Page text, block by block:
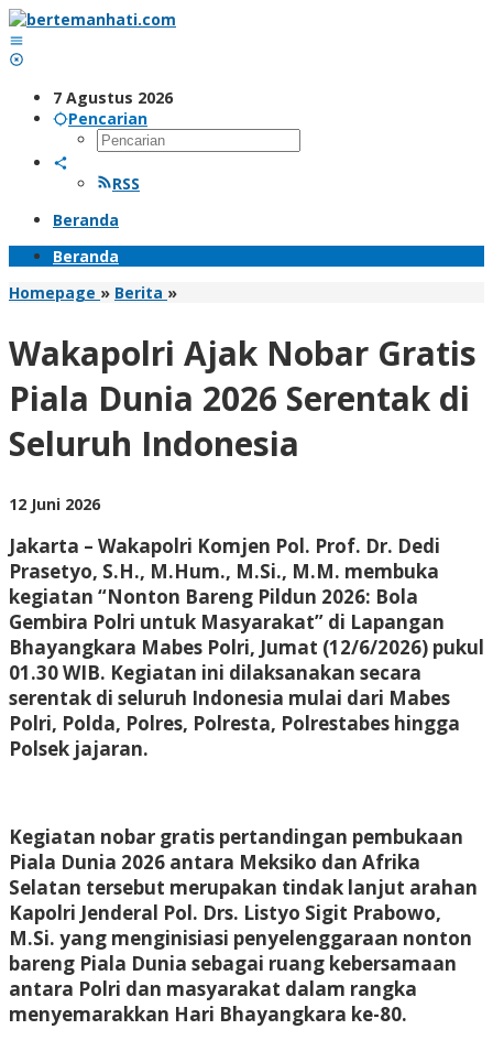
Lewati
ke
konten
7 Agustus 2026
Pencarian
RSS
Beranda
Beranda
Homepage » Berita »Wakapolri
Gratis
Piala
Dunia
2026
Serentak
di
Wakapolri Ajak Nobar Gratis
Piala Dunia 2026 Serentak di
Seluruh Indonesia
12 Juni 2026oleh
Jakarta – Wakapolri Komjen Pol. Prof. Dr. Dedi
Prasetyo, S.H., M.Hum., M.Si., M.M. membuka
kegiatan “Nonton Bareng Pildun 2026: Bola
Gembira Polri untuk Masyarakat” di Lapangan
Bhayangkara Mabes Polri, Jumat (12/6/2026) pukul
01.30 WIB. Kegiatan ini dilaksanakan secara
serentak di seluruh Indonesia mulai dari Mabes
Polri, Polda, Polres, Polresta, Polrestabes hingga
Polsek jajaran.
Kegiatan nobar gratis pertandingan pembukaan
Piala Dunia 2026 antara Meksiko dan Afrika
Selatan tersebut merupakan tindak lanjut arahan
Kapolri Jenderal Pol. Drs. Listyo Sigit Prabowo,
M.Si. yang menginisiasi penyelenggaraan nonton
bareng Piala Dunia sebagai ruang kebersamaan
antara Polri dan masyarakat dalam rangka
menyemarakkan Hari Bhayangkara ke-80.